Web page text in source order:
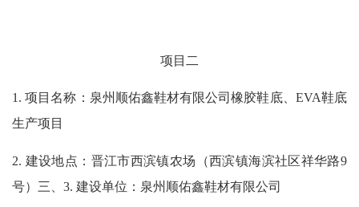
项目 二
1.项目名称：泉州顺佑鑫鞋材有限公司橡胶鞋底、 EVA鞋底
生产项目
2. 建设地点：晋江市西滨镇农场（西滨镇海滨社区祥华路9
号）三、3.建设单位：泉州顺佑鑫鞋材有限公司